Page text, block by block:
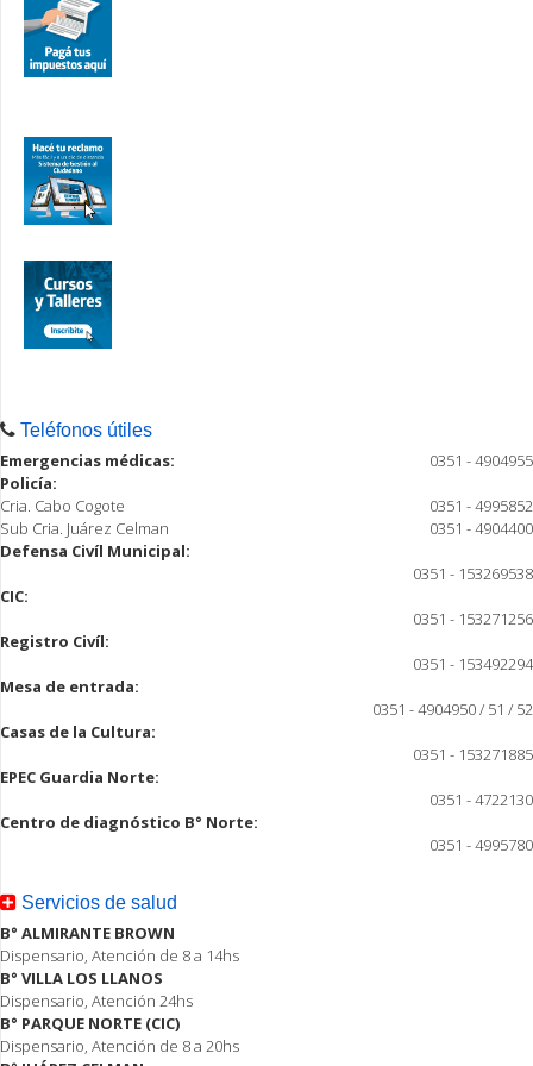
Teléfonos útiles
Emergencias médicas:
0351 - 4904955
Policía:
Cria. Cabo Cogote
0351 - 4995852
Sub Cria. Juárez Celman
0351 - 4904400
Defensa Civíl Municipal:
0351 - 153269538
CIC:
0351 - 153271256
Registro Civíl:
0351 - 153492294
Mesa de entrada:
0351 - 4904950 / 51 / 52
Casas de la Cultura:
0351 - 153271885
EPEC Guardia Norte:
0351 - 4722130
Centro de diagnóstico B° Norte:
0351 - 4995780
Servicios de salud
B° ALMIRANTE BROWN
Dispensario, Atención de 8 a 14hs
B° VILLA LOS LLANOS
Dispensario, Atención 24hs
B° PARQUE NORTE (CIC)
Dispensario, Atención de 8 a 20hs